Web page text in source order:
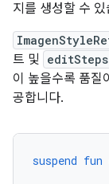
지를 생성할 수 있
트 및 editSteps
이 높을수록 품질
공합니다.
suspend fun